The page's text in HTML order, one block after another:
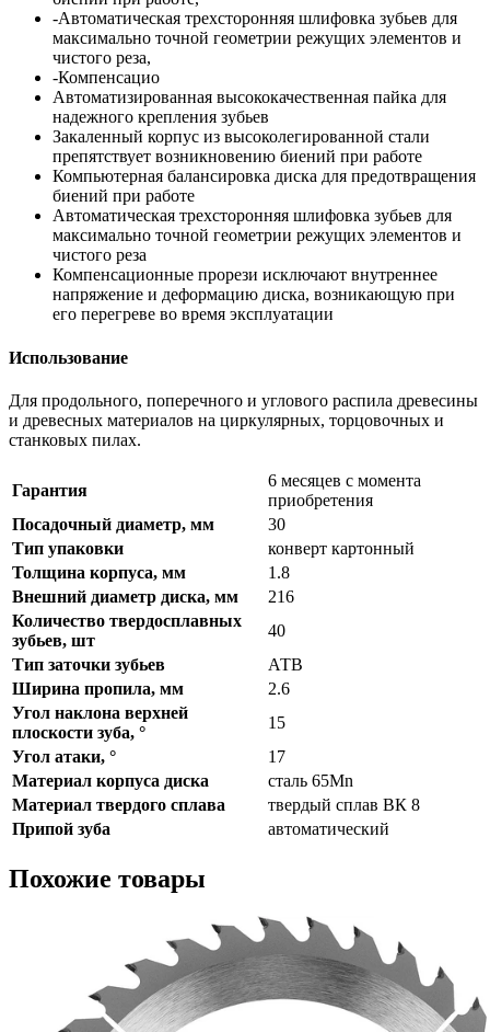
-Автоматическая трехсторонняя шлифовка зубьев для
максимально точной геометрии режущих элементов и
чистого реза,
-Компенсацио
Автоматизированная высококачественная пайка для
надежного крепления зубьев
Закаленный корпус из высоколегированной стали
препятствует возникновению биений при работе
Компьютерная балансировка диска для предотвращения
биений при работе
Автоматическая трехсторонняя шлифовка зубьев для
максимально точной геометрии режущих элементов и
чистого реза
Компенсационные прорези исключают внутреннее
напряжение и деформацию диска, возникающую при
его перегреве во время эксплуатации
Использование
Для продольного, поперечного и углового распила древесины
и древесных материалов на циркулярных, торцовочных и
станковых пилах.
Гарантия
6 месяцев с момента
приобретения
Посадочный диаметр, мм
30
Тип упаковки
конверт картонный
Толщина корпуса, мм
1.8
Внешний диаметр диска, мм
216
Количество твердосплавных
зубьев, шт
40
Тип заточки зубьев
АТВ
Ширина пропила, мм
2.6
Угол наклона верхней
плоскости зуба, °
15
Угол атаки, °
17
Материал корпуса диска
сталь 65Mn
Материал твердого сплава
твердый сплав ВК 8
Припой зуба
автоматический
Похожие товары